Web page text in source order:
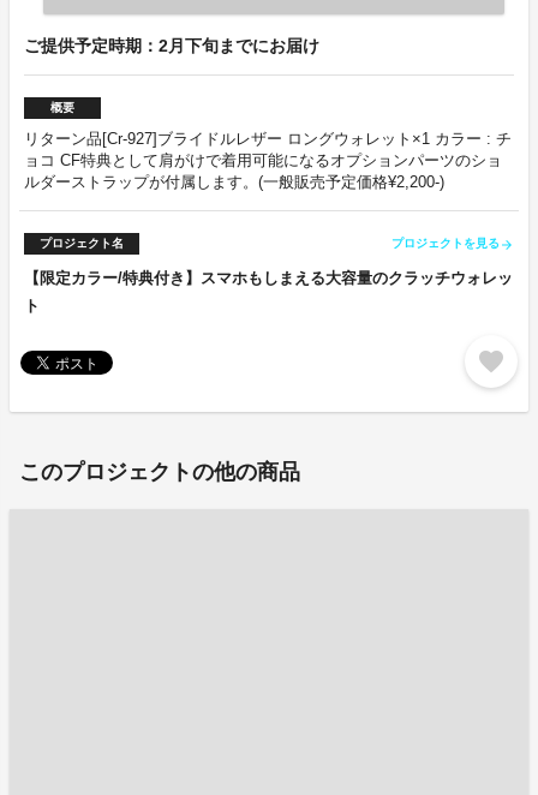
ご提供予定時期：2月下旬までにお届け
概要
リターン品[Cr-927]ブライドルレザー ロングウォレット×1 カラー : チ
ョコ CF特典として肩がけで着用可能になるオプションパーツのショ
ルダーストラップが付属します。(一般販売予定価格¥2,200-)
プロジェクト名 プロジェクトを見る arrow_forward
【限定カラー/特典付き】スマホもしまえる大容量のクラッチウォレッ
ト
favorite
このプロジェクトの他の商品